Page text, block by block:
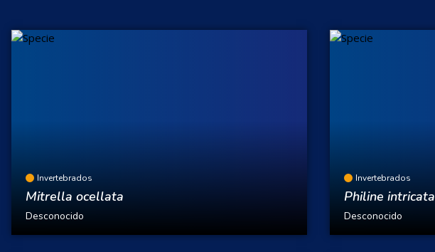
Invertebrados
Mitrella ocellata
Desconocido
Invertebrados
Philine intricata
Desconocido